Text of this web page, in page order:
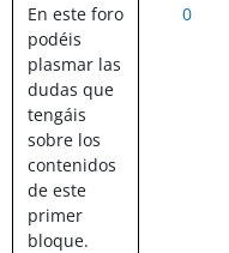
En este foro
podéis
plasmar las
dudas que
tengáis
sobre los
contenidos
de este
primer
bloque.
0